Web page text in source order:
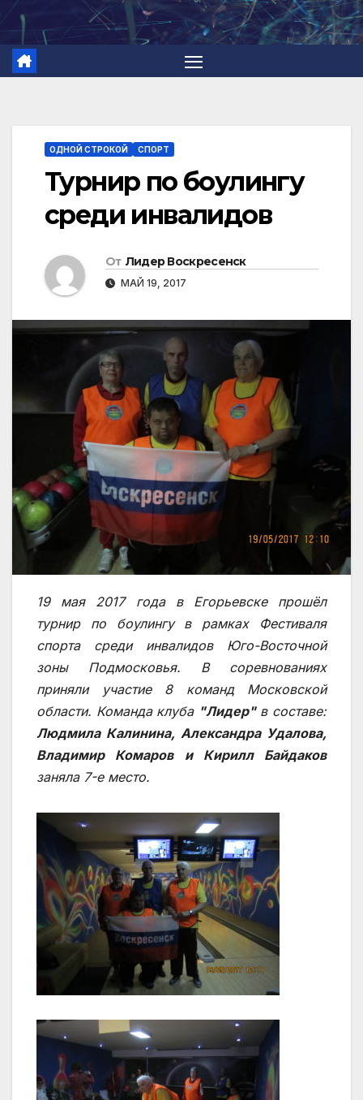
Перейти
содержимому
ОДНОЙ СТРОКОЙ СПОРТ
Турнир по боулингу
среди инвалидов
От Лидер Воскресенск
МАЙ 19, 2017
19 мая 2017 года в Егорьевске прошёл
турнир по боулингу в рамках Фестиваля
спорта среди инвалидов Юго-Восточной
зоны Подмосковья. В соревнованиях
приняли участие 8 команд Московской
области. Команда клуба "Лидер"в составе:
Людмила Калинина, Александра Удалова,
Владимир Комаров и Кирилл Байдаков
заняла 7-е место.